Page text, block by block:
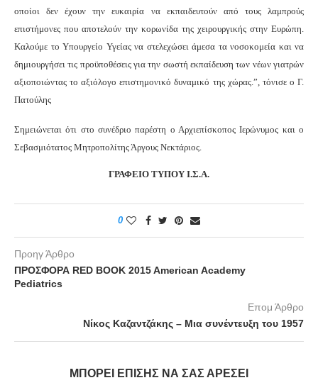
οποίοι δεν έχουν την ευκαιρία να εκπαιδευτούν από τους λαμπρούς
επιστήμονες που αποτελούν την κορωνίδα της χειρουργικής στην Ευρώπη.
Καλούμε το Υπουργείο Υγείας να στελεχώσει άμεσα τα νοσοκομεία και να
δημιουργήσει τις προϋποθέσεις για την σωστή εκπαίδευση των νέων γιατρών
αξιοποιώντας το αξιόλογο επιστημονικό δυναμικό της χώρας.”, τόνισε ο Γ.
Πατούλης
Σημειώνεται ότι στο συνέδριο παρέστη ο Αρχιεπίσκοπος Ιερώνυμος και ο
Σεβασμιότατος Μητροπολίτης Άργους Νεκτάριος.
ΓΡΑΦΕΙΟ ΤΥΠΟΥ Ι.Σ.Α.
0
Προηγ Άρθρο
ΠΡΟΣΦΟΡΑ RED BOOK 2015 American Academy
Pediatrics
Επομ Άρθρο
Νίκος Καζαντζάκης – Μια συνέντευξη του 1957
ΜΠΟΡΕΊ ΕΠΊΣΗΣ ΝΑ ΣΑΣ ΑΡΈΣΕΙ